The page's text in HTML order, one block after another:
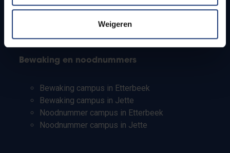
Weigeren
Leerkrachten en secundaire scholen
Bewaking en noodnummers
Bewaking campus in Etterbeek
Bewaking campus in Jette
Noodnummer campus in Etterbeek
Noodnummer campus in Jette